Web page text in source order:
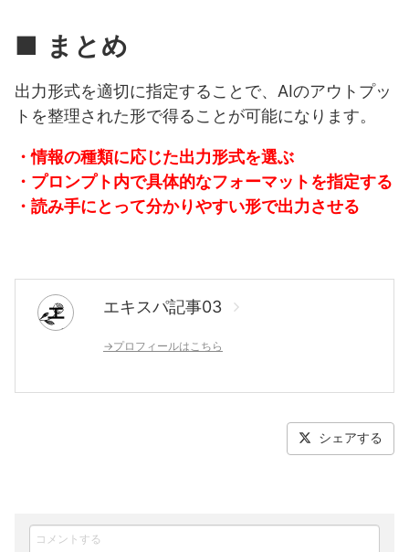
■ まとめ
出力形式を適切に指定することで、AIのアウトプッ
トを整理された形で得ることが可能になります。
・情報の種類に応じた出力形式を選ぶ
・プロンプト内で具体的なフォーマットを指定する
・読み手にとって分かりやすい形で出力させる
エ エキスパ記事03
→プロフィールはこちら
シェアする